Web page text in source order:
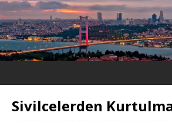
Sivilcelerden